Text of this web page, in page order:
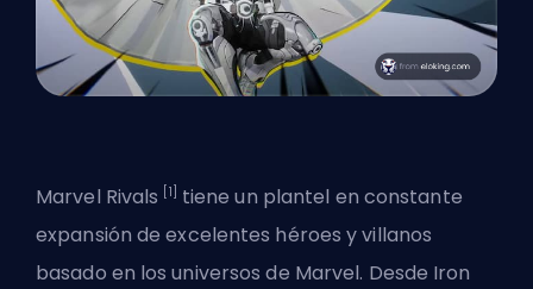
Marvel Rivals [1] tiene un plantel en constante
expansión de excelentes héroes y villanos
basado en los universos de Marvel. Desde Iron